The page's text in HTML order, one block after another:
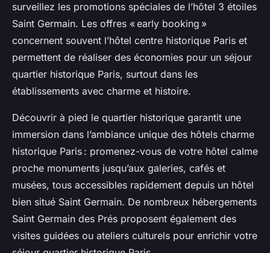
surveillez les promotions spéciales de l’hôtel 3 étoiles
Saint Germain. Les offres « early booking »
concernent souvent l’hôtel centre historique Paris et
permettent de réaliser des économies pour un séjour
quartier historique Paris, surtout dans les
établissements avec charme et histoire.
Découvrir à pied le quartier historique garantit une
immersion dans l’ambiance unique des hôtels charme
historique Paris : promenez-vous de votre hôtel calme
proche monuments jusqu’aux galeries, cafés et
musées, tous accessibles rapidement depuis un hôtel
bien situé Saint Germain. De nombreux hébergements
Saint Germain des Prés proposent également des
visites guidées ou ateliers culturels pour enrichir votre